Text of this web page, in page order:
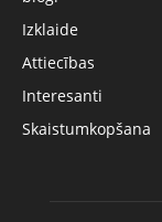
Izklaide
Attiecības
Interesanti
Skaistumkopšana